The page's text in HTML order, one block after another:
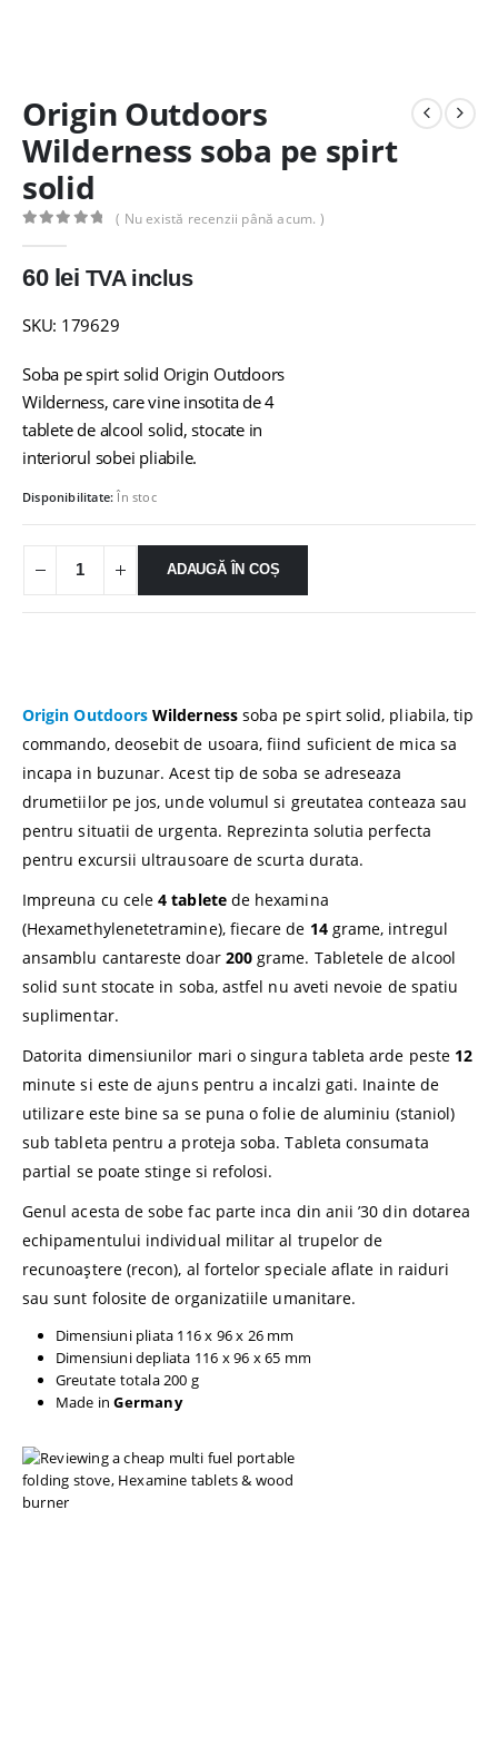
Origin Outdoors
Wilderness soba pe spirt
solid
( Nu există recenzii până acum. )
60 lei TVA inclus
SKU: 179629
Soba pe spirt solid Origin Outdoors
Wilderness, care vine insotita de 4
tablete de alcool solid, stocate in
interiorul sobei pliabile.
Disponibilitate:În stoc
ADAUGĂ ÎN COȘ
Origin Outdoors Wildernesssoba pe spirt solid, pliabila, tip
commando, deosebit de usoara, fiind suficient de mica sa
incapa in buzunar. Acest tip de soba se adreseaza
drumetiilor pe jos, unde volumul si greutatea conteaza sau
pentru situatii de urgenta. Reprezinta solutia perfecta
pentru excursii ultrausoare de scurta durata.
Impreuna cu cele4 tabletede hexamina
(Hexamethylenetetramine), fiecare de 14grame, intregul
ansamblu cantareste doar 200grame. Tabletele de alcool
solid sunt stocate in soba, astfel nu aveti nevoie de spatiu
suplimentar.
Datorita dimensiunilor mari o singura tableta arde peste 12
minute si este de ajuns pentru a incalzi gati. Inainte de
utilizare este bine sa se puna o folie de aluminiu (staniol)
sub tableta pentru a proteja soba. Tableta consumata
partial se poate stinge si refolosi.
Genul acesta de sobe fac parte inca din anii ’30 din dotarea
echipamentului individual militar al trupelor de
recunoaștere (recon), al fortelor speciale aflate in raiduri
sau sunt folosite de organizatiile umanitare.
Dimensiuni pliata 116 x 96 x 26 mm
Dimensiuni depliata 116 x 96 x 65 mm
Greutate totala 200 g
Made inGermany